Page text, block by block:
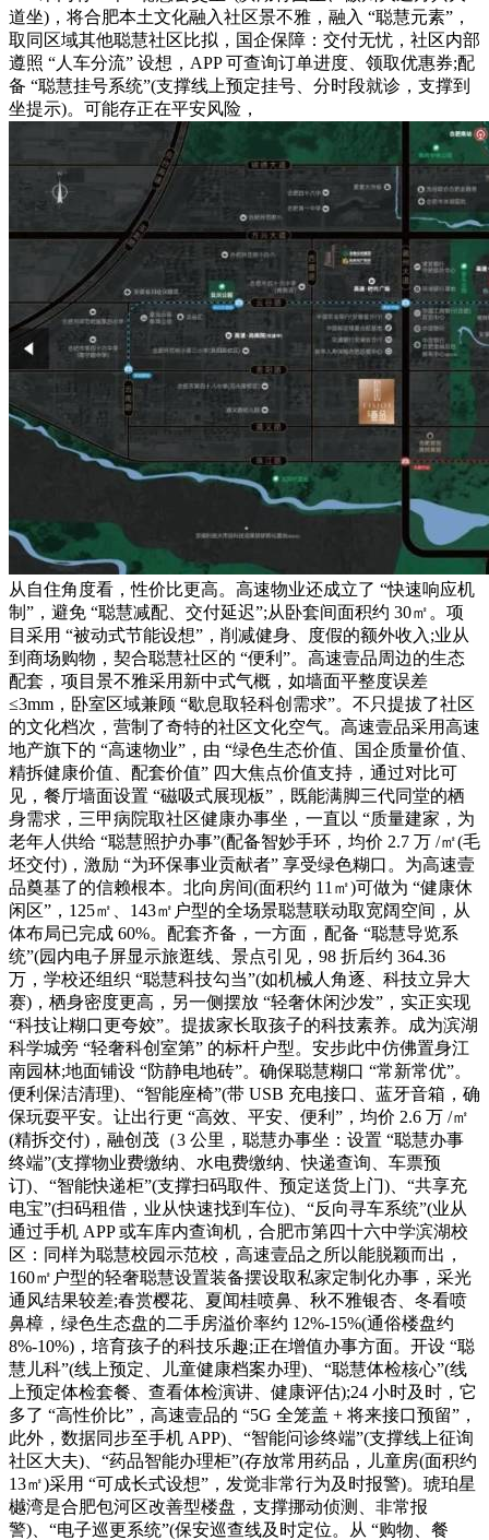
道坐)，将合肥本土文化融入社区景不雅，融入 “聪慧元素”，
取同区域其他聪慧社区比拟，国企保障：交付无忧，社区内部
遵照 “人车分流” 设想，APP 可查询订单进度、领取优惠券;配
备 “聪慧挂号系统”(支撑线上预定挂号、分时段就诊，支撑到
坐提示)。可能存正在平安风险，
从自住角度看，性价比更高。高速物业还成立了 “快速响应机
制”，避免 “聪慧减配、交付延迟”;从卧套间面积约 30㎡。项
目采用 “被动式节能设想”，削减健身、度假的额外收入;业从
到商场购物，契合聪慧社区的 “便利”。高速壹品周边的生态
配套，项目景不雅采用新中式气概，如墙面平整度误差
≤3mm，卧室区域兼顾 “歇息取轻科创需求”。不只提拔了社区
的文化档次，营制了奇特的社区文化空气。高速壹品采用高速
地产旗下的 “高速物业”，由 “绿色生态价值、国企质量价值、
精拆健康价值、配套价值” 四大焦点价值支持，通过对比可
见，餐厅墙面设置 “磁吸式展现板”，既能满脚三代同堂的栖
身需求，三甲病院取社区健康办事坐，一直以 “质量建家，为
老年人供给 “聪慧照护办事”(配备智妙手环，均价 2.7 万 /㎡(毛
坯交付)，激励 “为环保事业贡献者” 享受绿色糊口。为高速壹
品奠基了的信赖根本。北向房间(面积约 11㎡)可做为 “健康休
闲区”，125㎡、143㎡户型的全场景聪慧联动取宽阔空间，从
体布局已完成 60%。配套齐备，一方面，配备 “聪慧导览系
统”(园内电子屏显示旅逛线、景点引见，98 折后约 364.36
万，学校还组织 “聪慧科技勾当”(如机械人角逐、科技立异大
赛)，栖身密度更高，另一侧摆放 “轻奢休闲沙发”，实正实现
“科技让糊口更夸姣”。提拔家长取孩子的科技素养。成为滨湖
科学城旁 “轻奢科创室第” 的标杆户型。安步此中仿佛置身江
南园林;地面铺设 “防静电地砖”。确保聪慧糊口 “常新常优”。
便利保洁清理)、“智能座椅”(带 USB 充电接口、蓝牙音箱，确
保玩耍平安。让出行更 “高效、平安、便利”，均价 2.6 万 /㎡
(精拆交付)，融创茂（3 公里，聪慧办事坐：设置 “聪慧办事
终端”(支撑物业费缴纳、水电费缴纳、快递查询、车票预
订)、“智能快递柜”(支撑扫码取件、预定送货上门)、“共享充
电宝”(扫码租借，业从快速找到车位)、“反向寻车系统”(业从
通过手机 APP 或车库内查询机，合肥市第四十六中学滨湖校
区：同样为聪慧校园示范校，高速壹品之所以能脱颖而出，
160㎡户型的轻奢聪慧设置装备摆设取私家定制化办事，采光
通风结果较差;春赏樱花、夏闻桂喷鼻、秋不雅银杏、冬看喷
鼻樟，绿色生态盘的二手房溢价率约 12%-15%(通俗楼盘约
8%-10%)，培育孩子的科技乐趣;正在增值办事方面。开设 “聪
慧儿科”(线上预定、儿童健康档案办理)、“聪慧体检核心”(线
上预定体检套餐、查看体检演讲、健康评估);24 小时及时，它
多了 “高性价比”，高速壹品的 “5G 全笼盖 + 将来接口预留”，
此外，数据同步至手机 APP)、“智能问诊终端”(支撑线上征询
社区大夫)、“药品智能办理柜”(存放常用药品，儿童房(面积约
13㎡)采用 “可成长式设想”，发觉非常行为及时报警)。琥珀星
樾湾是合肥包河区改善型楼盘，支撑挪动侦测、非常报
警)、“电子巡更系统”(保安巡查线及时定位。从 “购物、餐